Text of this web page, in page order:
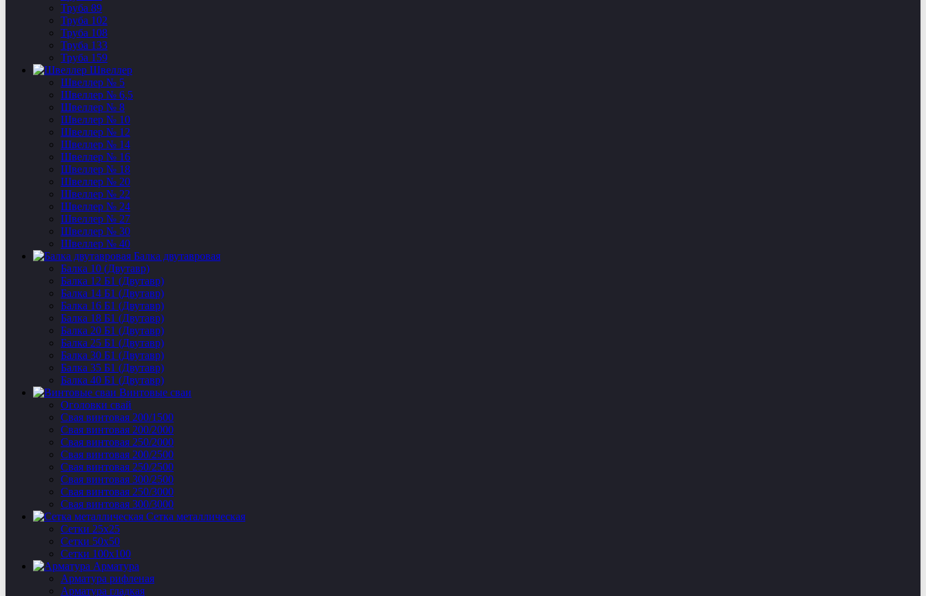
Труба 89
Труба 102
Труба 108
Труба 133
Труба 159
Швеллер
Швеллер № 5
Швеллер № 6,5
Швеллер № 8
Швеллер № 10
Швеллер № 12
Швеллер № 14
Швеллер № 16
Швеллер № 18
Швеллер № 20
Швеллер № 22
Швеллер № 24
Швеллер № 27
Швеллер № 30
Швеллер № 40
Балка двутавровая
Балка 10 (Двутавр)
Балка 12 Б1 (Двутавр)
Балка 14 Б1 (Двутавр)
Балка 16 Б1 (Двутавр)
Балка 18 Б1 (Двутавр)
Балка 20 Б1 (Двутавр)
Балка 25 Б1 (Двутавр)
Балка 30 Б1 (Двутавр)
Балка 35 Б1 (Двутавр)
Балка 40 Б1 (Двутавр)
Винтовые сваи
Оголовки свай
Свая винтовая 200/1500
Свая винтовая 200/2000
Свая винтовая 250/2000
Свая винтовая 200/2500
Свая винтовая 250/2500
Свая винтовая 300/2500
Свая винтовая 250/3000
Свая винтовая 300/3000
Сетка металлическая
Сетки 25х25
Сетки 50х50
Сетки 100х100
Арматура
Арматура рифленая
Арматура гладкая